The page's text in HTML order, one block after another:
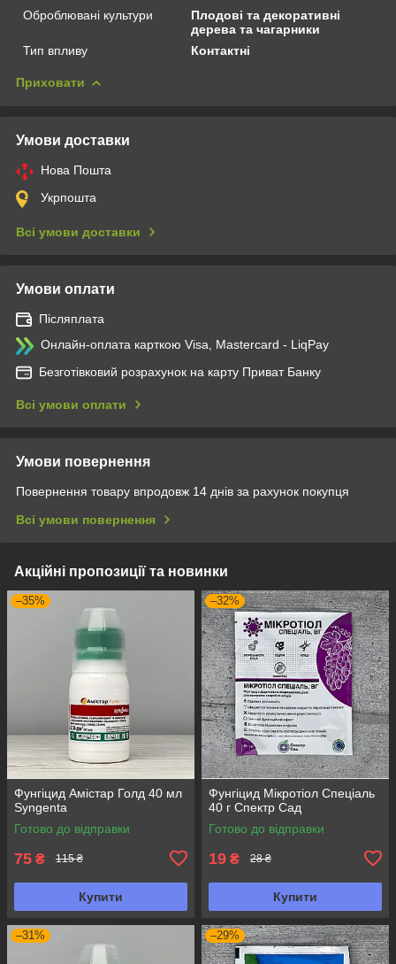
Оброблювані культури
Плодові та декоративні
дерева та чагарники
Тип впливу
Контактні
Приховати
Умови доставки
Нова Пошта
Укрпошта
Всі умови доставки
Умови оплати
Післяплата
Онлайн-оплата карткою Visa, Mastercard - LiqPay
Безготівковий розрахунок на карту Приват Банку
Всі умови оплати
Умови повернення
Повернення товару впродовж 14 днів за рахунок покупця
Всі умови повернення
Акційні пропозиції та новинки
–35%
Фунгіцид Амістар Голд 40 мл
Syngenta
Готово до відправки
75 ₴ 115 ₴
Купити
–32%
Фунгіцид Мікротіол Спеціаль
40 г Спектр Сад
Готово до відправки
19 ₴ 28 ₴
Купити
–31% –29%